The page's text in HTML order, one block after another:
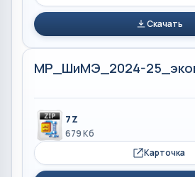
Скачать
МР_ШиМЭ_2024-
7Z
679 Кб
Карточка